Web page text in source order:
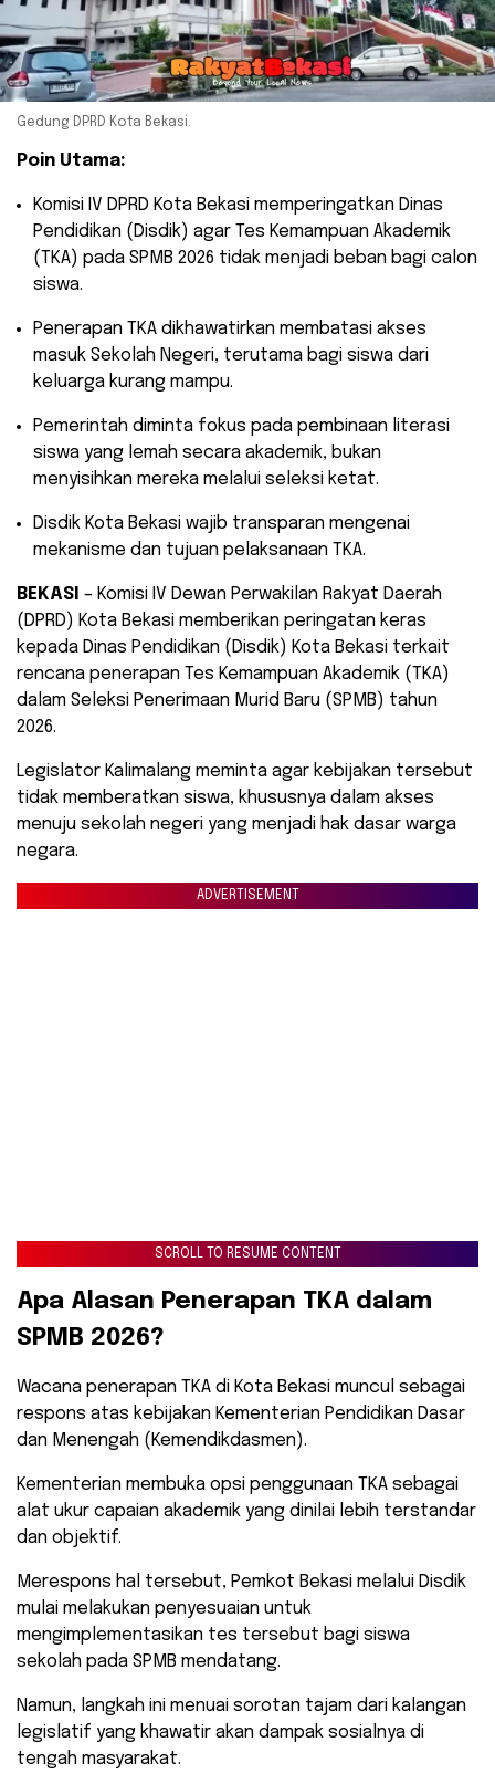
Gedung DPRD Kota Bekasi.
Poin Utama:
​Komisi IV DPRD Kota Bekasi memperingatkan Dinas
Pendidikan (Disdik) agar Tes Kemampuan Akademik
(TKA) pada SPMB 2026 tidak menjadi beban bagi calon
siswa.
​Penerapan TKA dikhawatirkan membatasi akses
masuk Sekolah Negeri, terutama bagi siswa dari
keluarga kurang mampu.
​Pemerintah diminta fokus pada pembinaan literasi
siswa yang lemah secara akademik, bukan
menyisihkan mereka melalui seleksi ketat.
​Disdik Kota Bekasi wajib transparan mengenai
mekanisme dan tujuan pelaksanaan TKA.
BEKASI – Komisi IV Dewan Perwakilan Rakyat Daerah
(DPRD) Kota Bekasi memberikan peringatan keras
kepada Dinas Pendidikan (Disdik) Kota Bekasi terkait
rencana penerapan Tes Kemampuan Akademik (TKA)
dalam Seleksi Penerimaan Murid Baru (SPMB) tahun
2026.
​Legislator Kalimalang meminta agar kebijakan tersebut
tidak memberatkan siswa, khususnya dalam akses
menuju sekolah negeri yang menjadi hak dasar warga
negara.
ADVERTISEMENT
SCROLL TO RESUME CONTENT
​Apa Alasan Penerapan TKA dalam
SPMB 2026?
​Wacana penerapan TKA di Kota Bekasi muncul sebagai
respons atas kebijakan Kementerian Pendidikan Dasar
dan Menengah (Kemendikdasmen).
Kementerian membuka opsi penggunaan TKA sebagai
alat ukur capaian akademik yang dinilai lebih terstandar
dan objektif.
​Merespons hal tersebut, Pemkot Bekasi melalui Disdik
mulai melakukan penyesuaian untuk
mengimplementasikan tes tersebut bagi siswa
sekolah pada SPMB mendatang.
Namun, langkah ini menuai sorotan tajam dari kalangan
legislatif yang khawatir akan dampak sosialnya di
tengah masyarakat.